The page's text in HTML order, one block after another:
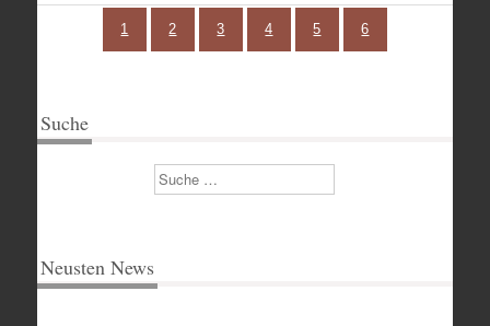
1 2 3 4 5 6
Suche
Suchen
Neusten News